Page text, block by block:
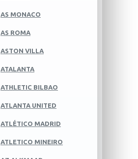
AS MONACO
AS ROMA
ASTON VILLA
ATALANTA
ATHLETIC BILBAO
ATLANTA UNITED
ATLÉTICO MADRID
ATLETICO MINEIRO